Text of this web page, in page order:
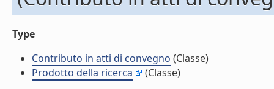
Type
Contributo in atti di convegno (Classe)
Prodotto della ricerca
(Classe)